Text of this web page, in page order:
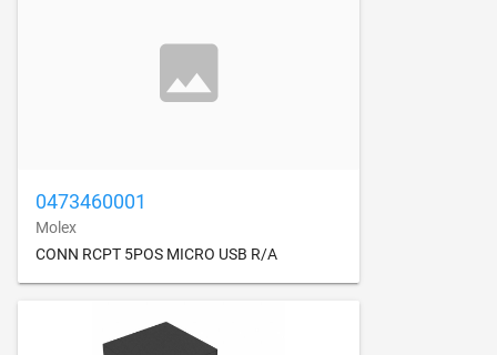
0473460001
Molex
CONN RCPT 5POS MICRO USB R/A